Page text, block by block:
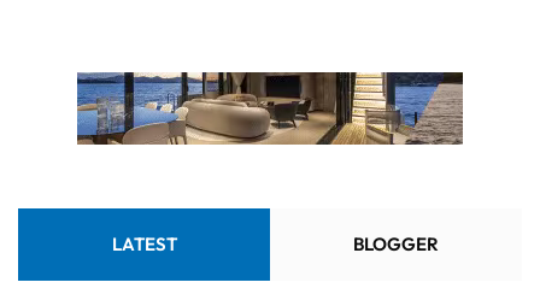
LATEST BLOGGER